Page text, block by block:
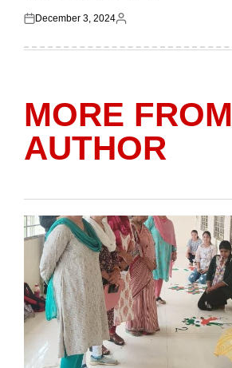
Posted
December 3, 2024
Posted
MORE FROM
AUTHOR